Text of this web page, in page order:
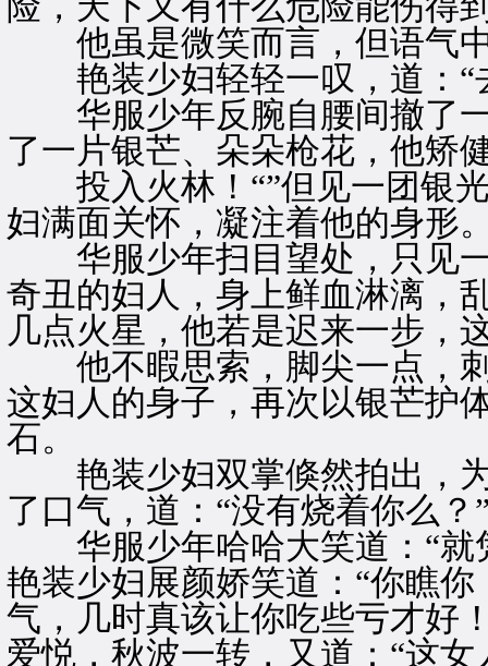
他虽是微笑而言，但语气中
艳装少妇轻轻一叹，道：“
华服少年反腕自腰间撤了一
了一片银芒、朵朵枪花，他矫
投入火林！“”但见一团银光
妇满面关怀，凝注着他的身形
华服少年扫目望处，只见一
奇丑的妇人，身上鲜血淋漓，
几点火星，他若是迟来一步，
他不暇思索，脚尖一点，刺
这妇人的身子，再次以银芒护
石。
艳装少妇双掌倏然拍出，为
了口气，道：“没有烧着你么？
华服少年哈哈大笑道：“就
艳装少妇展颜娇笑道：“你瞧
气，几时真该让你吃些亏才好
爱悦，秋波一转，又道：“这